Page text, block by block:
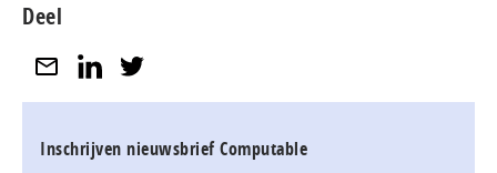
Deel
Inschrijven nieuwsbrief Computable